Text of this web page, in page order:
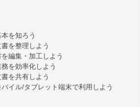
を知ろう
を整理しよう
編集・加工しよう
を効率化しよう
を共有しよう
ル/タブレット端末で利用しよう